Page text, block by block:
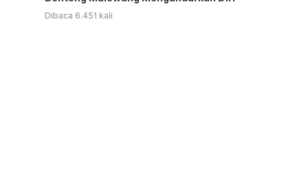
Dibaca 6.451 kali